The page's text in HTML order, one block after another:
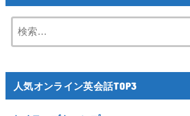
索:
人気オンライン英会話TOP3